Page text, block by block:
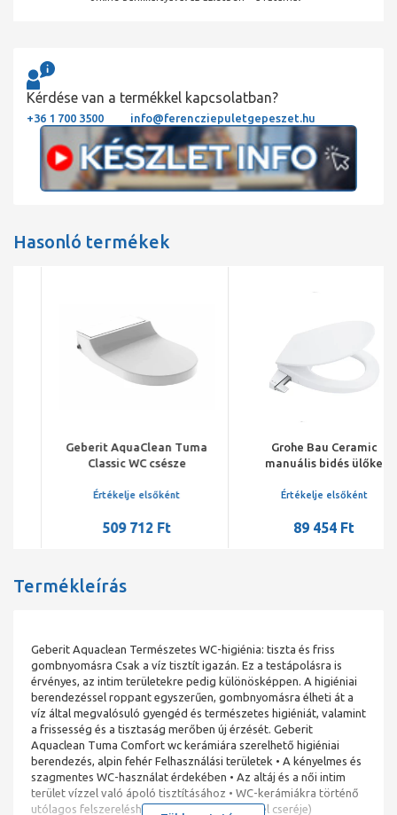
Kérdése van a termékkel kapcsolatban?
+36 1 700 3500 info@ferencziepuletgepeszet.hu
Hasonló termékek
Geberit AquaClean Tuma
Classic WC csésze
berendezés
Értékelje elsőként
509 712 Ft
Grohe Bau Ceramic
manuális bidés ülőke
Értékelje elsőként
89 454 Ft
Termékleírás
Geberit Aquaclean Természetes WC-higiénia: tiszta és friss
gombnyomásra Csak a víz tisztít igazán. Ez a testápolásra is
érvényes, az intim területekre pedig különösképpen. A higiéniai
berendezéssel roppant egyszerűen, gombnyomásra élheti át a
víz által megvalósuló gyengéd és természetes higiéniát, valamint
a frissesség és a tisztaság merőben új érzését. Geberit
Aquaclean Tuma Comfort wc kerámiára szerelhető higiéniai
berendezés, alpin fehér Felhasználási területek • A kényelmes és
szagmentes WC-használat érdekében • Az altáj és a női intim
terület vízzel való ápoló tisztításához • WC-kerámiákra történő
utólagos felszereléshez (az ülőke és WC-fedél cseréje)